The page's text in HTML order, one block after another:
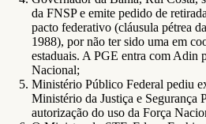
da FNSP e emite pedido de
pacto federativo (cláusula pétrea
1988), por não ter sido uma em
estaduais. A PGE entra com Adin
Nacional;
Ministério Público Federal pediu
Ministério da Justiça e Segurança
autorização do uso da Força